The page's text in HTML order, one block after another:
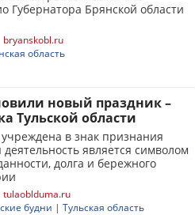
Губернатора Брянской области
bryanskobl.ru
область
новый праздник –
Тульской области
в знак признания
является символом
долга и бережного
tulaoblduma.ru
будни | Тульская область